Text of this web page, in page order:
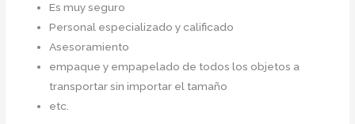
Es muy seguro
Personal especializado y calificado
Asesoramiento
empaque y empapelado de todos los objetos a
transportar sin importar el tamaño
etc.